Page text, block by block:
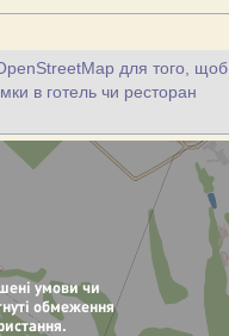
OpenStreetMap для того, щоб
в готель чи ресторан